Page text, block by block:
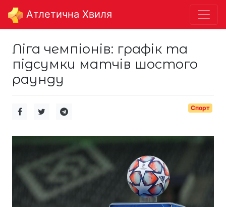
Aтлетична Хвиля
Ліга чемпіонів: графік та
підсумки матчів шостого
раунду
Спорт